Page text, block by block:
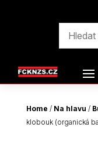
Home / Na hlavu /
klobouk (organická